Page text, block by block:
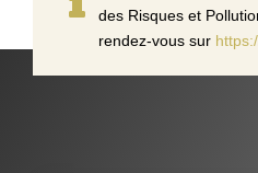
des Risques et
rendez-vous sur